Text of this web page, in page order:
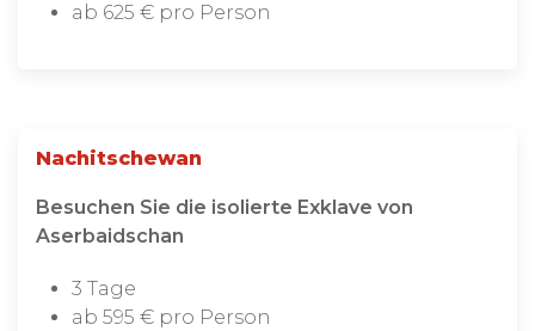
ab 625 € pro Person
Nachitschewan
Besuchen Sie die isolierte Exklave von
Aserbaidschan
3 Tage
ab 595 € pro Person